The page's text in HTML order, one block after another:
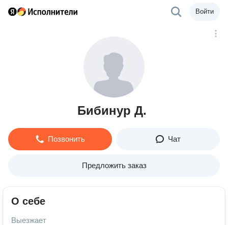
Войти
Бибинур Д.
Позвонить Чат
Предложить заказ
О себе
Выезжает